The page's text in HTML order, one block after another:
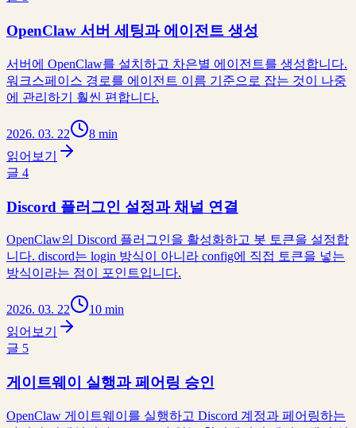
OpenClaw 서버 세팅과 에이전트 생성
서버에 OpenClaw를 설치하고 차은별 에이전트를 생성합니다.
워크스페이스 경로를 에이전트 이름 기준으로 잡는 것이 나중
에 관리하기 훨씬 편합니다.
2026. 03. 22
8 min
읽어보기
글 4
Discord 플러그인 설정과 채널 연결
OpenClaw의 Discord 플러그인을 활성화하고 봇 토큰을 설정합
니다. discord는 login 방식이 아니라 config에 직접 토큰을 넣는
방식이라는 점이 포인트입니다.
2026. 03. 22
10 min
읽어보기
글 5
게이트웨이 실행과 페어링 승인
OpenClaw 게이트웨이를 실행하고 Discord 계정과 페어링하는